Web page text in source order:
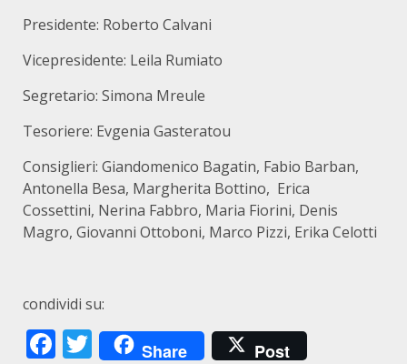
Presidente: Roberto Calvani
Vicepresidente: Leila Rumiato
Segretario: Simona Mreule
Tesoriere: Evgenia Gasteratou
Consiglieri: Giandomenico Bagatin, Fabio Barban,
Antonella Besa, Margherita Bottino, Erica
Cossettini, Nerina Fabbro, Maria Fiorini, Denis
Magro, Giovanni Ottoboni, Marco Pizzi, Erika Celotti
condividi su:
Facebook
Twitter
Share Post